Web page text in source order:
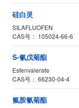
硅白灵
SILAFLUOFEN
CAS号： 105024-66-6
S-氰戊菊酯
Esfenvalerate
CAS号： 66230-04-4
氟胺氰菊酯